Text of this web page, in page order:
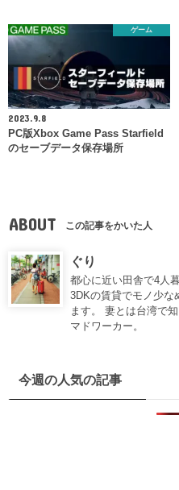
ゲーム
2023.9.8
PC版Xbox Game Pass Starfield
のセーブデータ保存場所
ABOUT この記事をかいた人
ぐり
都心に近い田舎で4人
3DKの賃貸でモノ少な
ます。 妻とは台湾で
マドワーカー。
今週の人気の記事